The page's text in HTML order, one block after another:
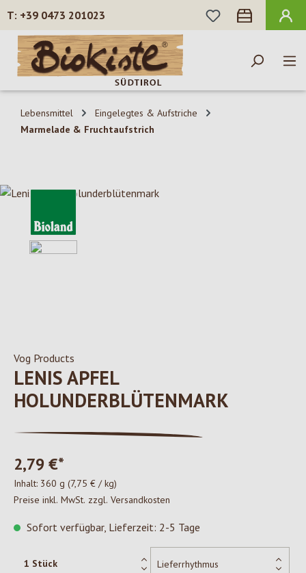
Zum Hauptinhalt springen
+39 0473 201023
DU HAST 0
Lebensmittel
Eingelegtes & Aufstriche
Marmelade & Fruchtaufstrich
Bildergalerie überspringen
Vog Products
LENIS APFEL
HOLUNDERBLÜTENMARK
2,79 €*
Inhalt: 360 g (7,75 € / kg)
Preise inkl. MwSt. zzgl. Versandkosten
Sofort verfügbar, Lieferzeit: 2-5 Tage